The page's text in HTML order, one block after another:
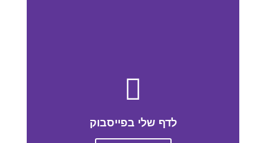
לדף שלי בפייסבוק